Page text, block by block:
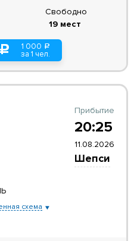
c 1 000 a
за 1 чел.
Свободно
19 мест
Прибытие
20:25
11.08.2026
Шепси
схема